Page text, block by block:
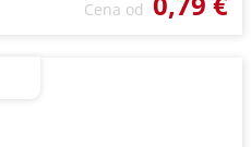
Cena od